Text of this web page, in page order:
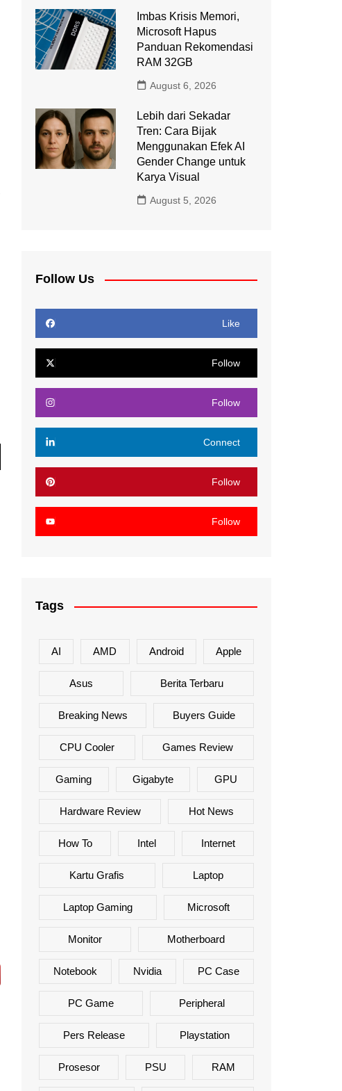
Imbas Krisis Memori,
Microsoft Hapus
Panduan Rekomendasi
RAM 32GB
August 6, 2026
Lebih dari Sekadar
Tren: Cara Bijak
Menggunakan Efek AI
Gender Change untuk
Karya Visual
August 5, 2026
Follow Us
Like
Follow
Follow
Connect
Follow
Follow
Tags
AI AMD Android Apple
Asus Berita Terbaru
Breaking News Buyers Guide
CPU Cooler Games Review
Gaming Gigabyte GPU
Hardware Review Hot News
How To Intel Internet
Kartu Grafis Laptop
Laptop Gaming Microsoft
Monitor Motherboard
Notebook Nvidia PC Case
PC Game Peripheral
Pers Release Playstation
Prosesor PSU RAM